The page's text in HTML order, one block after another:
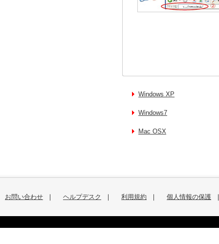
Windows XP
Windows7
Mac OSX
お問い合わせ ｜ ヘルプデスク ｜ 利用規約 ｜ 個人情報の保護